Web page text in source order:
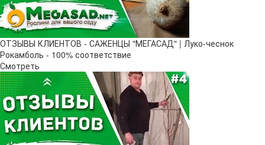
ОТЗЫВЫ КЛИЕНТОВ - САЖЕНЦЫ "МЕГАСАД" | Луко-чеснок
Рокамболь - 100% соответствие
Смотреть